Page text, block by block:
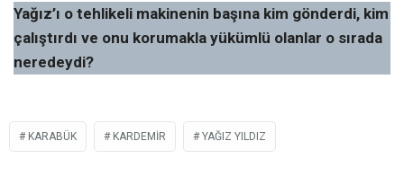
Yağız’ı o tehlikeli makinenin başına kim gönderdi, kim
çalıştırdı ve onu korumakla yükümlü olanlar o sırada
neredeydi?
KARABÜK KARDEMİR YAĞIZ YILDIZ